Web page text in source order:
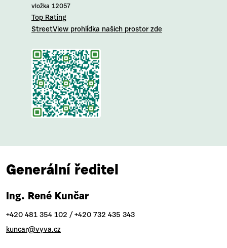
vložka 12057
Top Rating
StreetView prohlídka našich prostor zde
Generální ředitel
Ing. René Kunčar
+420 481 354 102 / +420 732 435 343
kuncar@vyva.cz